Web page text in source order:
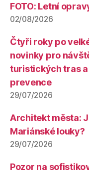
FOTO: Letní
02/08/2026
Čtyři roky po
novinky pro
turistických tras
prevence
29/07/2026
Architekt města:
Mariánské louky?
29/07/2026
Pozor na